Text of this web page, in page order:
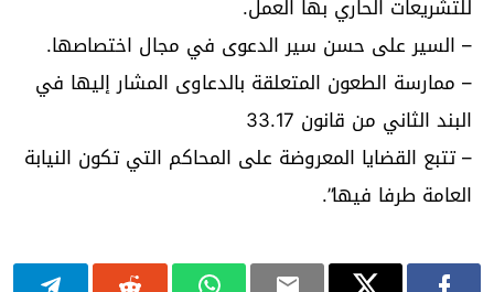
للتشريعات الحاري بها العمل.
– السير على حسن سير الدعوى في مجال اختصاصها.
– ممارسة الطعون المتعلقة بالدعاوى المشار إليها في
البند الثاني من قانون 33.17
– تتبع القضايا المعروضة على المحاكم التي تكون النيابة
العامة طرفا فيها”.